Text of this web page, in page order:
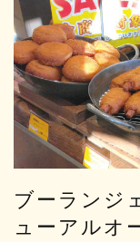
ブーランジ
ューアルオ